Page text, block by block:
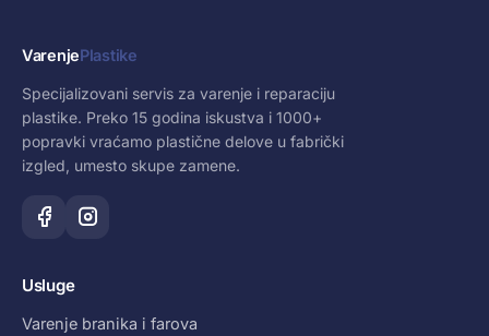
VarenjePlastike
Specijalizovani servis za varenje i reparaciju
plastike. Preko 15 godina iskustva i 1000+
popravki vraćamo plastične delove u fabrički
izgled, umesto skupe zamene.
Usluge
Varenje branika i farova